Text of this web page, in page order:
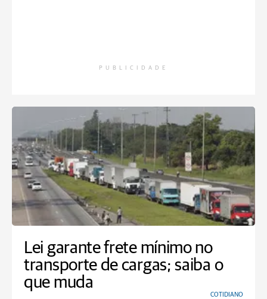
PUBLICIDADE
Lei garante frete mínimo no
transporte de cargas; saiba o
que muda
COTIDIANO